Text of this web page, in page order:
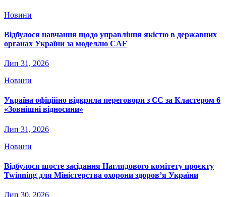
Новини
Відбулося навчання щодо управління якістю в державних
органах України за моделлю CAF
Лип 31, 2026
Новини
Україна офіційно відкрила переговори з ЄС за Кластером 6
«Зовнішні відносини»
Лип 31, 2026
Новини
Відбулося шосте засідання Наглядового комітету проєкту
Twinning для Міністерства охорони здоров’я України
Лип 30, 2026